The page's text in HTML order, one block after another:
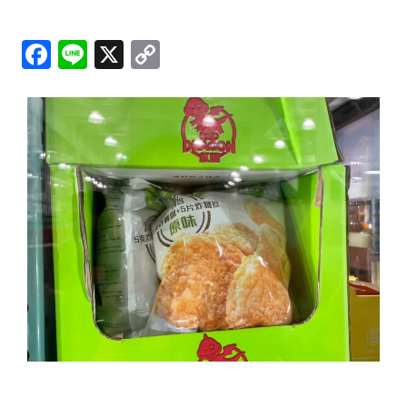
Fa
bo
ok
Li
X
Li
nk